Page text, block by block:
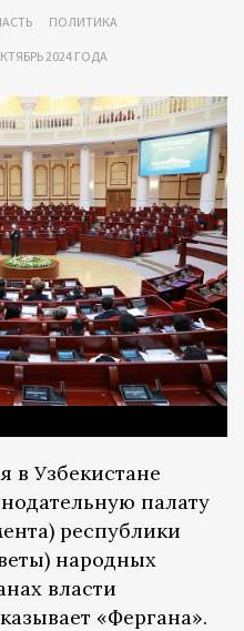
ПОЛИТИКА
2024 ГОДА
в Узбекистане
палату
республики
народных
власти
«Фергана».